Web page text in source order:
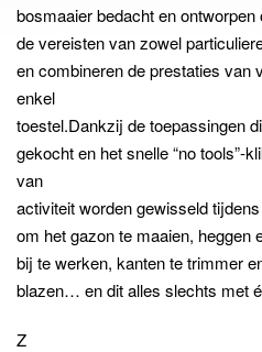
bosmaaier bedacht en
de vereisten van zowel
en combineren de prestaties van
enkel
toestel.Dankzij de toepassingen
gekocht en het snelle “no tools”-
van
activiteit worden gewisseld
om het gazon te maaien, heggen
bij te werken, kanten te trimmer
blazen… en dit alles slechts met
Z